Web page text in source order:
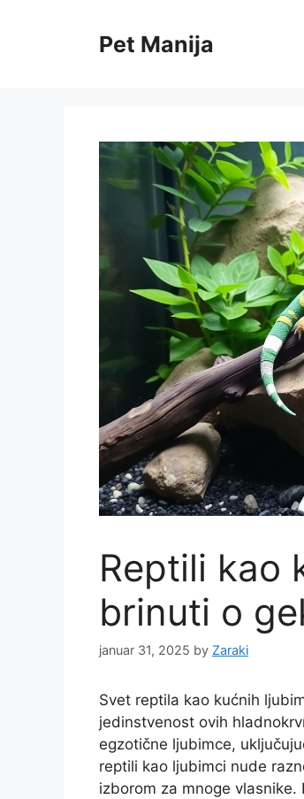
Pet Manija
Reptili kao
brinuti o
januar 31, 2025 by Zaraki
Svet reptila kao kućnih
jedinstvenost ovih
egzotične ljubimce,
reptili kao ljubimci nude
izborom za mnoge